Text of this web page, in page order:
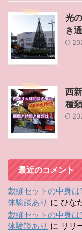
光
き
西
種
最近のコメント
裁縫セットの中身
体験談あり に ひな
裁縫セットの中身
体験談あり に リリ